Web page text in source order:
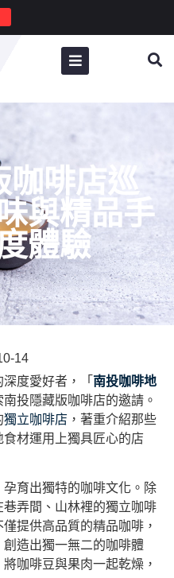
咖啡店巡
與精品手
體驗
14
深度愛好者，「 南投咖啡地
投隱藏版咖啡店的邀請。
獨立咖啡店 ，著重介紹那些
材運用上獨具匠心的店
育出獨特的咖啡文化。除
弄間、山林裡的獨立咖啡
提供高品質的精品咖啡，
造出獨一無二的咖啡體
咖啡豆與果肉一起乾燥，